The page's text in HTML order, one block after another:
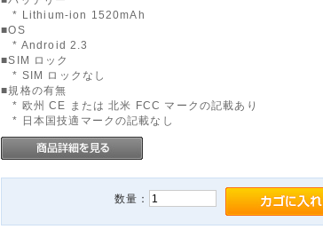
* Lithium-ion 1520mAh
■OS
* Android 2.3
■SIM ロック
* SIM ロックなし
■規格の有無
* 欧州 CE または 北米 FCC マークの記載あり
* 日本国技適マークの記載なし
数量：